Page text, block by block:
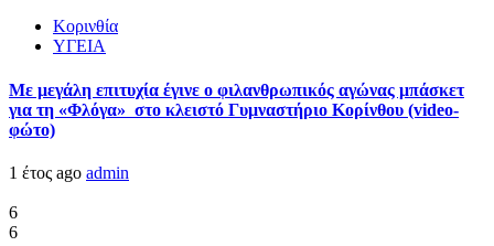
Κορινθία
ΥΓΕΙΑ
Με μεγάλη επιτυχία έγινε ο φιλανθρωπικός αγώνας μπάσκετ
για τη «Φλόγα» στο κλειστό Γυμναστήριο Κορίνθου (video-
φώτο)
1 έτος ago admin
6
6